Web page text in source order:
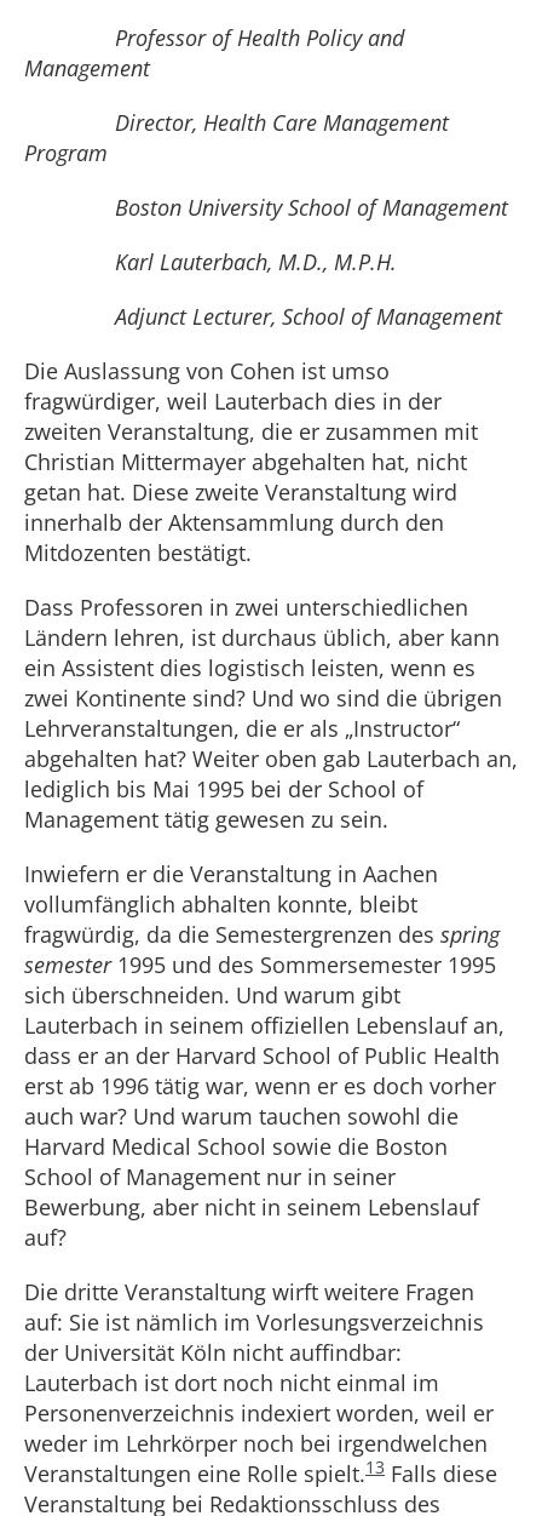
Professor of Health Policy and
Management
Director, Health Care Management
Program
Boston University School of Management
Karl Lauterbach, M.D., M.P.H.
Adjunct Lecturer, School of Management
Die Auslassung von Cohen ist umso
fragwürdiger, weil Lauterbach dies in der
zweiten Veranstaltung, die er zusammen mit
Christian Mittermayer abgehalten hat, nicht
getan hat. Diese zweite Veranstaltung wird
innerhalb der Aktensammlung durch den
Mitdozenten bestätigt.
Dass Professoren in zwei unterschiedlichen
Ländern lehren, ist durchaus üblich, aber kann
ein Assistent dies logistisch leisten, wenn es
zwei Kontinente sind? Und wo sind die übrigen
Lehrveranstaltungen, die er als „Instructor“
abgehalten hat? Weiter oben gab Lauterbach an,
lediglich bis Mai 1995 bei der School of
Management tätig gewesen zu sein.
Inwiefern er die Veranstaltung in Aachen
vollumfänglich abhalten konnte, bleibt
fragwürdig, da die Semestergrenzen des spring
semester1995 und des Sommersemester 1995
sich überschneiden. Und warum gibt
Lauterbach in seinem offiziellen Lebenslauf an,
dass er an der Harvard School of Public Health
erst ab 1996 tätig war, wenn er es doch vorher
auch war? Und warum tauchen sowohl die
Harvard Medical School sowie die Boston
School of Management nur in seiner
Bewerbung, aber nicht in seinem Lebenslauf
auf?
Die dritte Veranstaltung wirft weitere Fragen
auf: Sie ist nämlich im Vorlesungsverzeichnis
der Universität Köln nicht auffindbar:
Lauterbach ist dort noch nicht einmal im
Personenverzeichnis indexiert worden, weil er
weder im Lehrkörper noch bei irgendwelchen
Veranstaltungen eine Rolle spielt.13 Falls diese
Veranstaltung bei Redaktionsschluss des